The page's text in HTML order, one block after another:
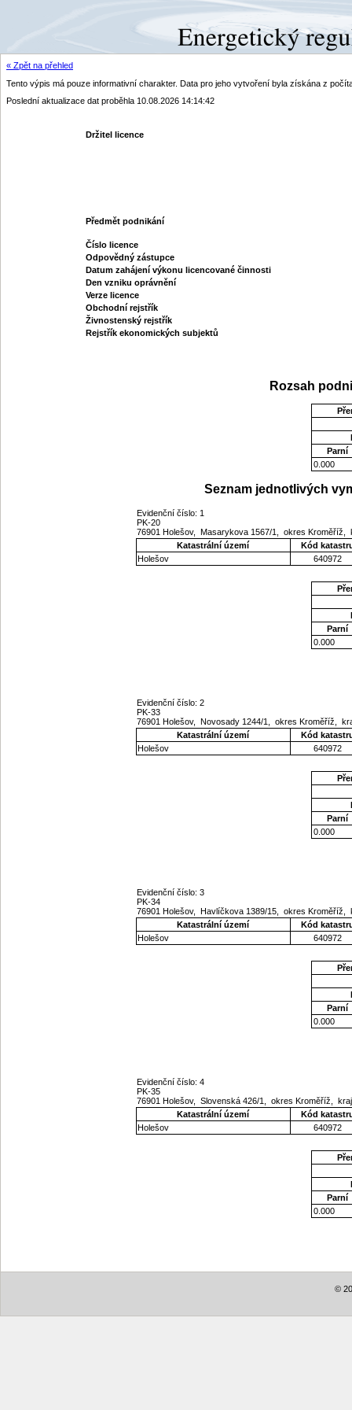
« Zpět na přehled
Tento výpis má pouze informativní charakter. Data pro jeho vytvoření byla získána z
Poslední aktualizace dat proběhla 10.08.2026 14:14:42
Držitel licence
Předmět podnikání
Číslo licence
Odpovědný zástupce
Datum zahájení výkonu licencované činnosti
Den vzniku oprávnění
Verze licence
Obchodní rejstřík
Živnostenský rejstřík
Rejstřík ekonomických subjektů
Rozsah
Parní
0.000
Seznam jednotlivých
Evidenční číslo: 1
PK-20
76901 Holešov, Masarykova 1567/1, okres
Katastrální území
Kód
Holešov
640972
Parní
0.000
Evidenční číslo: 2
PK-33
76901 Holešov, Novosady 1244/1, okres Kroměříž,
Katastrální území
Kód
Holešov
640972
Parní
0.000
Evidenční číslo: 3
PK-34
76901 Holešov, Havlíčkova 1389/15, okres
Katastrální území
Kód
Holešov
640972
Parní
0.000
Evidenční číslo: 4
PK-35
76901 Holešov, Slovenská 426/1, okres Kroměříž,
Katastrální území
Kód
Holešov
640972
Parní
0.000
©